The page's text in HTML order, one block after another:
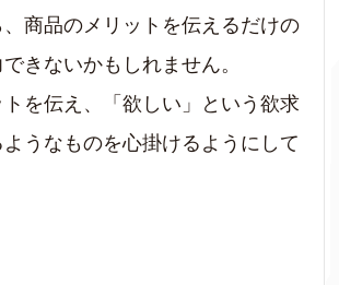
商品のメリットを伝えるだけの
きないかもしれません。
を伝え、「欲しい」という欲求
うなものを心掛けるようにして